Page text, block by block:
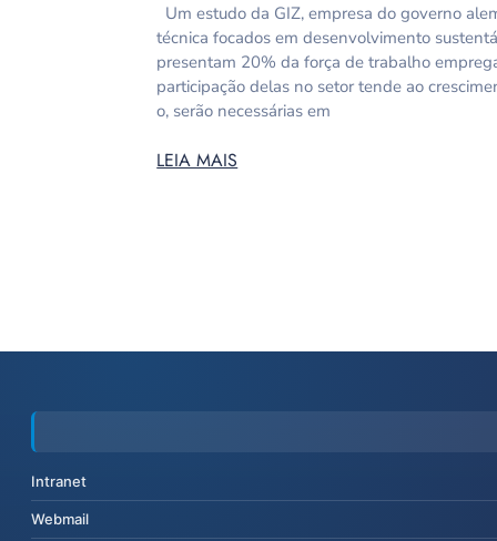
Um estudo da GIZ, empresa do governo
técnica focados em desenvolvimento
presentam 20% da força de trabalho
participação delas no setor tende ao
o, serão necessárias em
LEIA MAIS
Intranet
Webmail